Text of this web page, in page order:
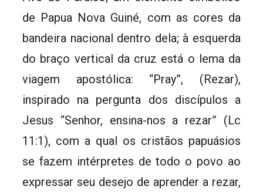
de Papua Nova Guiné, com as cores da
bandeira nacional dentro dela; à esquerda
do braço vertical da cruz está o lema da
viagem apostólica: “Pray”, (Rezar),
inspirado na pergunta dos discípulos a
Jesus “Senhor, ensina-nos a rezar” (Lc
11:1), com a qual os cristãos papuásios
se fazem intérpretes de todo o povo ao
expressar seu desejo de aprender a rezar,